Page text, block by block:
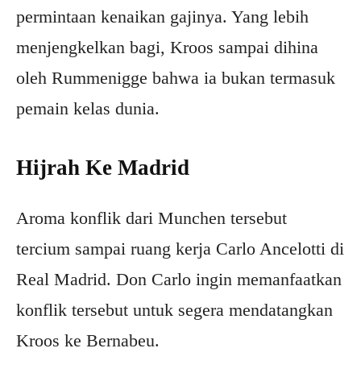
permintaan kenaikan gajinya. Yang lebih
menjengkelkan bagi, Kroos sampai dihina
oleh Rummenigge bahwa ia bukan termasuk
pemain kelas dunia.
Hijrah Ke Madrid
Aroma konflik dari Munchen tersebut
tercium sampai ruang kerja Carlo Ancelotti di
Real Madrid. Don Carlo ingin memanfaatkan
konflik tersebut untuk segera mendatangkan
Kroos ke Bernabeu.